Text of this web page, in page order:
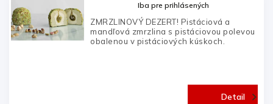
Iba pre prihlásených
Detail
ZMRZLINOVÝ DEZERT! Pistáciová a
mandľová zmrzlina s pistáciovou polevou
obalenou v pistáciových kúskoch.